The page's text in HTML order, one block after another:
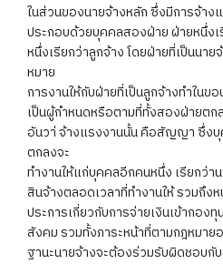
ในส่วนของนายจ้างหลัก ซึ่งมีการจ้า
ประกอบด้วยบุคคลสองฝ่าย ฝ่ายหนึ่ง
หนึ่งเรียกว่าลูกจ้าง โดยฝ่ายที่เป็นนา
หมาย
การงานให้กับฝ่ายที่เป็นลูกจ้างทำในข
เป็นผู้กำหนดหรือตามที่ทั้งสองฝ่ายตก
อันวา่ จ้างแรงงานนั้น คือสัญญา ซึ่งบุ
ตกลงจะ
ทำงานให้แก่บุคคลอีกคนหนึ่ง เรียกว่า
สินจ้างตลอดเวลาที่ทำงานให้ รวมถึง
ประการเกี่ยวกับการจ่ายเงินเข้ากอง
สังคม รวมทั้งภาระหน้าที่ตามกฎหมาย
ฐานะนายจ้างจะต้องร่วมรับผิดชอบกั